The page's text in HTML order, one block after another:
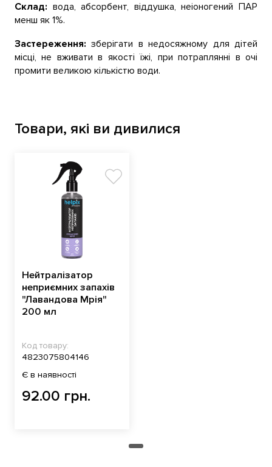
Склад: вода, абсорбент, віддушка, неіоногений ПАР
менш як 1%.
Застереження: зберігати в недосяжному для дітей
місці, не вживати в якості їжі, при потраплянні в очі
промити великою кількістю води.
Товари, які ви дивилися
Нейтралізатор
неприємних запахів
"Лавандова Мрія"
200 мл
Код товару:
4823075804146
Є в наявності
92.00 грн.